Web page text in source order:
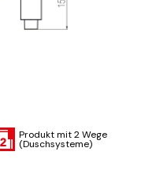
Produkt mit 2 Wege
(Duschsysteme)